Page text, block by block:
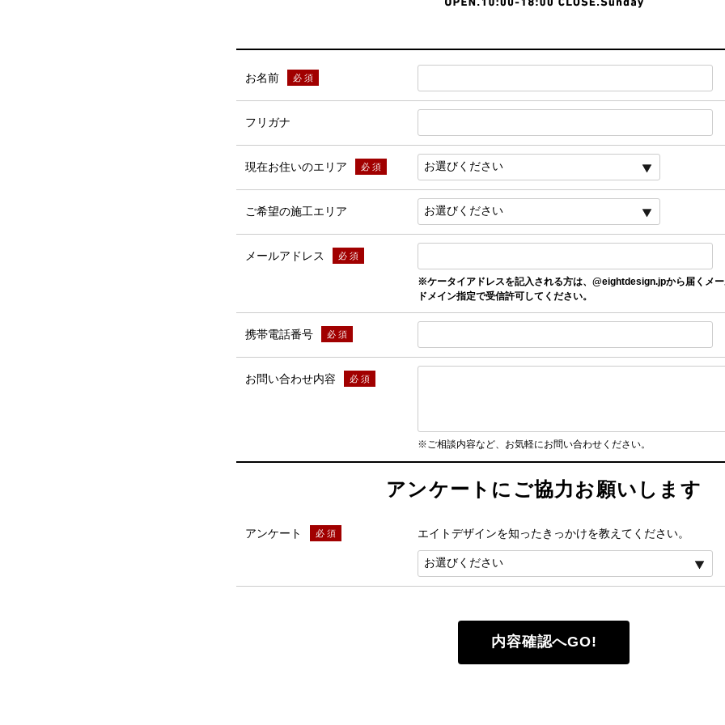
お名前
フリガナ
現在お住いのエリア
ご希望の施工エリア
メールアドレス
※ケータイアドレスを記入される方は、@eightdesign.jpから届くメ
ドメイン指定で受信許可してください。
携帯電話番号
お問い合わせ内容
※ご相談内容など、お気軽にお問い合わせください。
アンケートにご協力お願いします
アンケート エイトデザインを知ったきっかけを教えてください。